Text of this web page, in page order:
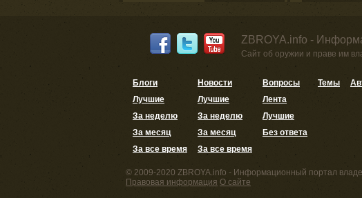
ZBROYA.info -
Сайт об оружии и праве им
Блоги
Лучшие
За неделю
За месяц
За все время
Новости
Лучшие
За неделю
За месяц
За все время
Вопросы
Лента
Лучшие
Без ответа
Темы
© 2009-2020 ZBROYA.info - Информационный портал
Правовая информация О сайте